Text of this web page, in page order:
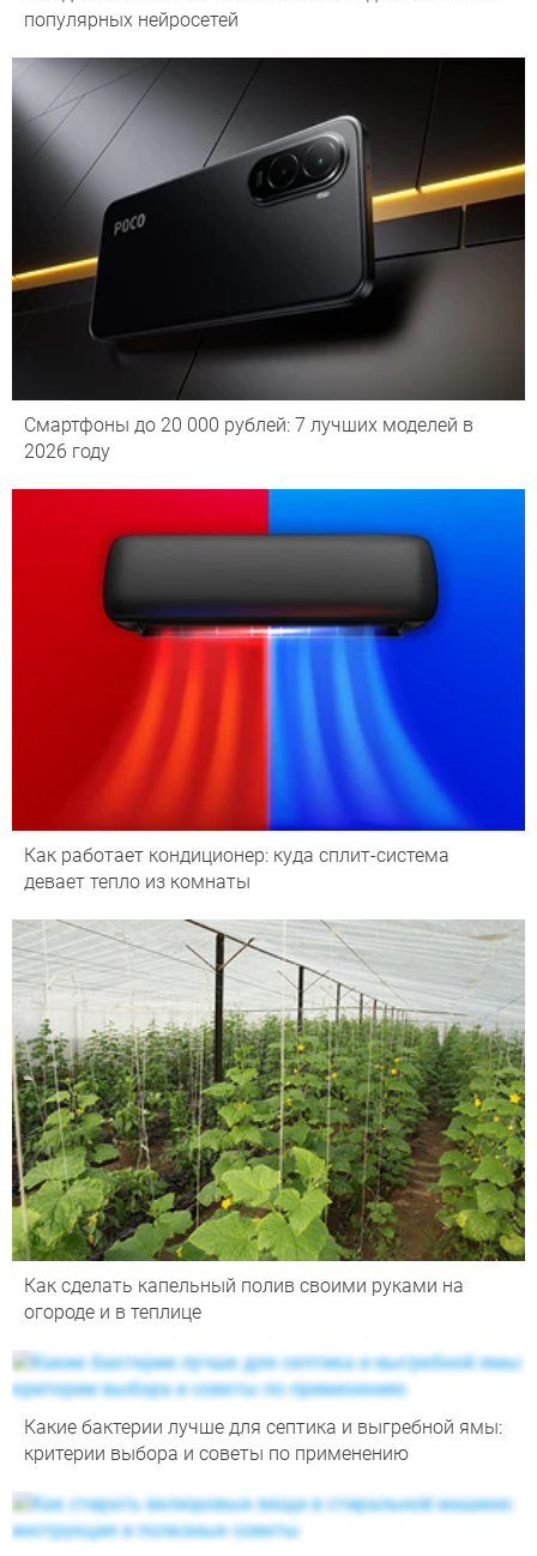
популярных нейросетей
Смартфоны до 20 000 рублей: 7 лучших моделей в
2026 году
Как работает кондиционер: куда сплит-система
девает тепло из комнаты
Как сделать капельный полив своими руками на
огороде и в теплице
Какие бактерии лучше для септика и выгребной ямы:
критерии выбора и советы по применению